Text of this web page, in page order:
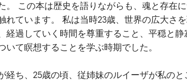
。 この本は歴史を語りながらも、魂と存在
れています。 私は当時23歳、世界の広大さ
経過していく時間を尊重すること、平穏と静
いて瞑想することを学ぶ時期でした。
経ち、25歳の頃、従姉妹のルイーザが私のと